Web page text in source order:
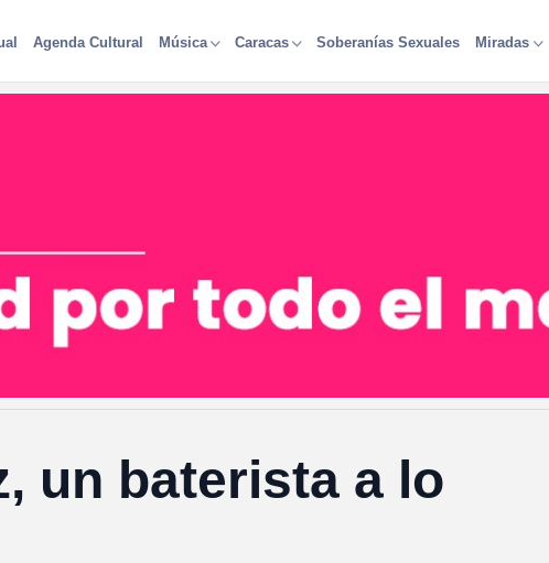
Agenda Cultural Música Caracas Soberanías Sexuales Miradas
un baterista a lo